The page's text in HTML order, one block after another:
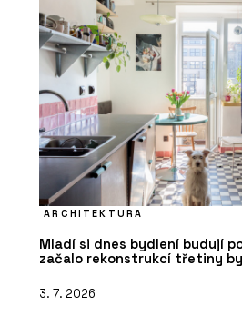
ARCHITEKTURA
Mladí si dnes bydlení budují
začalo rekonstrukcí třetiny
3. 7. 2026